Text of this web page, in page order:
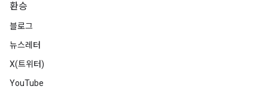
환승
블로그
뉴스레터
X(트위터)
YouTube